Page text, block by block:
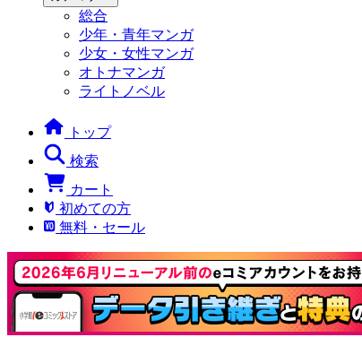
総合
少年・青年マンガ
少女・女性マンガ
オトナマンガ
ライトノベル
トップ
検索
カート
初めての方
無料・セール